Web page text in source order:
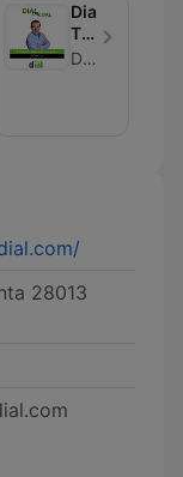
Dial
Tal
Cual
Dial Tal Cual
28013